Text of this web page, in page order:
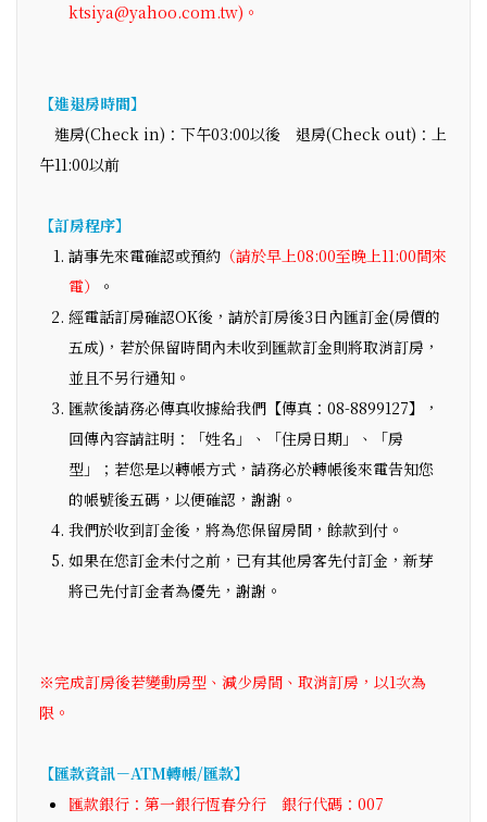
ktsiya@yahoo.com.tw)。
【進退房時間】
進房(Check in)：下午03:00以後 退房(Check out)：上
午11:00以前
【訂房程序】
請事先來電確認或預約 （請於早上08:00至晚上11:00間來
電）
。
經電話訂房確認OK後，請於訂房後3日內匯訂金(房價的
五成)，若於保留時間內未收到匯款訂金則將取消訂房，
並且不另行通知。
匯款後請務必傳真收據給我們【傳真：08-8899127】，
回傳內容請註明：「姓名」、「住房日期」、「房
型」；若您是以轉帳方式，請務必於轉帳後來電告知您
的帳號後五碼，以便確認，謝謝。
我們於收到訂金後，將為您保留房間，餘款到付。
如果在您訂金未付之前，已有其他房客先付訂金，新芽
將已先付訂金者為優先，謝謝。
※完成訂房後若變動房型、減少房間、取消訂房，以1次為
限。
【匯款資訊－ATM轉帳/匯款】
匯款銀行：第一銀行恆春分行 銀行代碼：007